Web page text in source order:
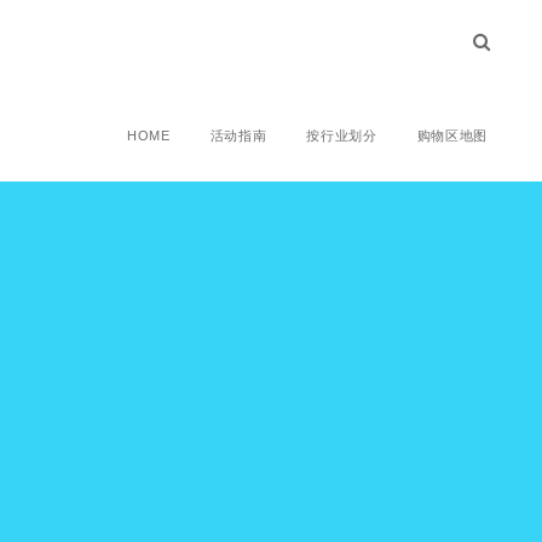
HOME 活动指南 按行业划分 购物区地图